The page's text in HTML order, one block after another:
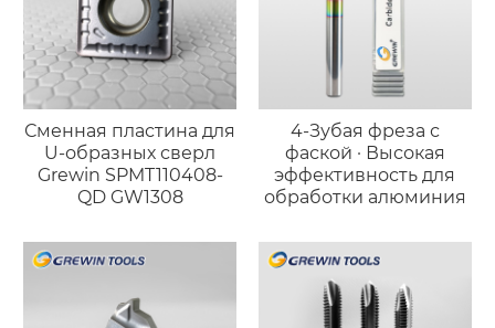
Сменная пластина для
U-образных сверл
Grewin SPMT110408-
QD GW1308
4-Зубая фреза с
фаской · Высокая
эффективность для
обработки алюминия